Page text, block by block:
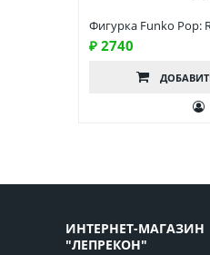
Фигурка Funko Pop:
₽ 2740
ИНТЕРНЕТ-МАГАЗИН
"ЛЕПРЕКОН"